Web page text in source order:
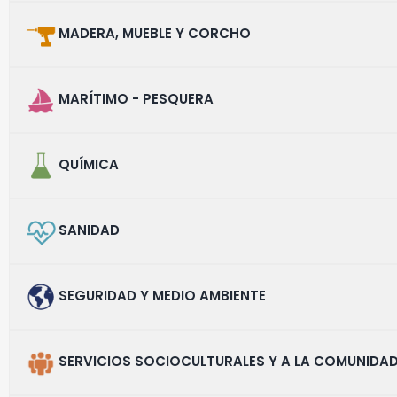
MADERA, MUEBLE Y CORCHO
MARÍTIMO - PESQUERA
QUÍMICA
SANIDAD
SEGURIDAD Y MEDIO AMBIENTE
SERVICIOS SOCIOCULTURALES Y A LA